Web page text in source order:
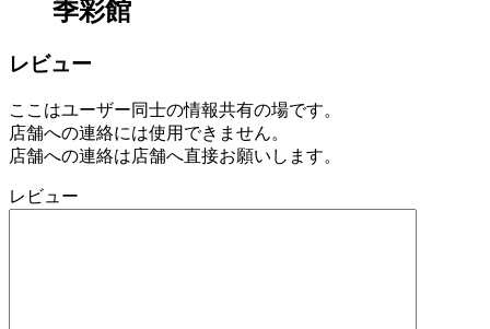
季彩館
レビュー
ここはユーザー同士の情報共有の場です。
店舗への連絡には使用できません。
店舗への連絡は店舗へ直接お願いします。
レビュー